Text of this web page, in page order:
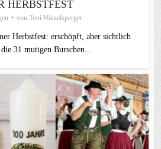
HERBSTFEST
von Toni Hötzelsperger
Herbstfest: erschöpft, aber sichtlich
31 mutigen Burschen...